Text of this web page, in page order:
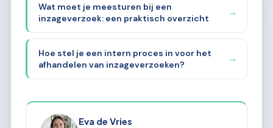
Wat moet je meesturen bij een
inzageverzoek: een praktisch overzicht
→
Hoe stel je een intern proces in voor het
afhandelen van inzageverzoeken?
→
Eva de Vries